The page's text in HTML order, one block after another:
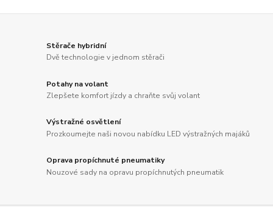
Stěrače hybridní
Dvě technologie v jednom stěrači
Potahy na volant
Zlepšete komfort jízdy a chraňte svůj volant
Výstražné osvětlení
Prozkoumejte naši novou nabídku LED výstražných majáků
Oprava propíchnuté pneumatiky
Nouzové sady na opravu propíchnutých pneumatik